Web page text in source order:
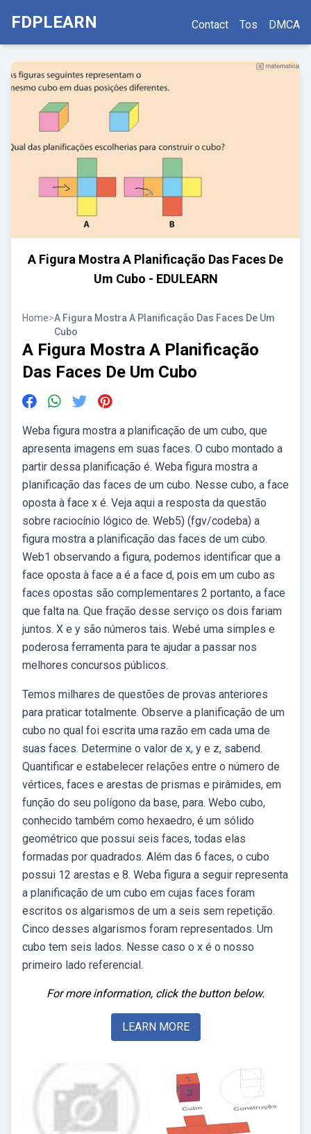
FDPLEARN Contact Tos DMCA
A Figura Mostra A Planificação Das Faces De
Um Cubo - EDULEARN
Home>A Figura Mostra A Planificação Das Faces De Um
Cubo
A Figura Mostra A Planificação
Das Faces De Um Cubo
Weba figura mostra a planificação de um cubo, que
apresenta imagens em suas faces. O cubo montado a
partir dessa planificação é. Weba figura mostra a
planificação das faces de um cubo. Nesse cubo, a face
oposta à face x é. Veja aqui a resposta da questão
sobre raciocínio lógico de. Web5) (fgv/codeba) a
figura mostra a planificação das faces de um cubo.
Web1 observando a figura, podemos identificar que a
face oposta à face a é a face d, pois em um cubo as
faces opostas são complementares 2 portanto, a face
que falta na. Que fração desse serviço os dois fariam
juntos. X e y são números tais. Webé uma simples e
poderosa ferramenta para te ajudar a passar nos
melhores concursos públicos.
Temos milhares de questões de provas anteriores
para praticar totalmente. Observe a planificação de um
cubo no qual foi escrita uma razão em cada uma de
suas faces. Determine o valor de x, y e z, sabend.
Quantificar e estabelecer relações entre o número de
vértices, faces e arestas de prismas e pirâmides, em
função do seu polígono da base, para. Webo cubo,
conhecido também como hexaedro, é um sólido
geométrico que possui seis faces, todas elas
formadas por quadrados. Além das 6 faces, o cubo
possui 12 arestas e 8. Weba figura a seguir representa
a planificação de um cubo em cujas faces foram
escritos os algarismos de um a seis sem repetição.
Cinco desses algarismos foram representados. Um
cubo tem seis lados. Nesse caso o x é o nosso
primeiro lado referencial.
For more information, click the button below.
LEARN MORE